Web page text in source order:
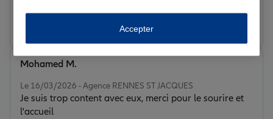
Prendre un RDV
Le 16/03/2026 - Agence RENNES ST JACQUES
Je suis trop content avec eux, merci pour le sourire et
l'accueil
Mohamed M.
Accepter